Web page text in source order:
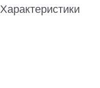
Характеристики